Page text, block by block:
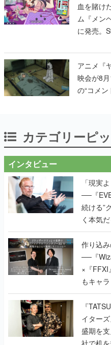
血を賭け
ム『メン
に発売。
アニメ『
映会が8
の“コメ
カテゴリーピ
インタビュー
「現実
──『
続ける”
く本気
作り込
──『
×『FFXI
もキャ
で作り
く
『
イター
盛期を